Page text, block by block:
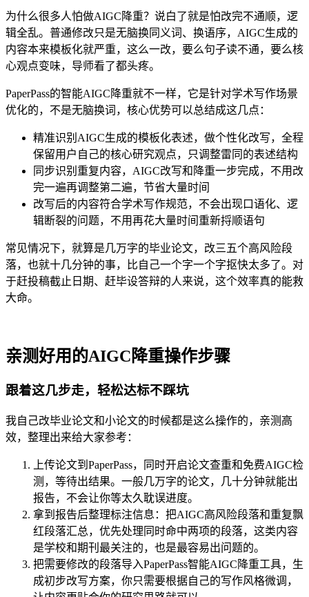
为什么很多人怕做AIGC降重？说白了就是怕改完不通顺，逻
辑全乱。普通修改只是无脑换同义词、换语序，AIGC生成的
内容本来模板化就严重，这么一改，要么句子读不通，要么核
心观点变味，导师看了都头疼。
PaperPass的智能AIGC降重就不一样，它是针对学术写作场景
优化的，不是无脑换词，核心优势可以总结成这几点：
精准识别AIGC生成的模板化表述，做个性化改写，全程
保留用户自己的核心研究观点，只调整雷同的表述结构
同步识别重复内容，AIGC改写和降重一步完成，不用改
完一遍再调整第二遍，节省大量时间
改写后的内容符合学术写作规范，不会出现口语化、逻
辑断裂的问题，不用再花大量时间重新捋顺语句
常见情况下，就算是几万字的毕业论文，改三五个高风险段
落，也就十几分钟的事，比自己一个字一个字抠快太多了。对
于赶投稿截止日期、赶毕设答辩的人来说，这个效率真的能救
大命。
亲测好用的AIGC降重操作步骤
跟着这几步走，轻松达标不踩坑
我自己改毕业论文和小论文的时候都是这么操作的，亲测高
效，整理出来给大家参考：
上传论文到PaperPass，同时开启论文查重和免费AIGC检
测，等待出结果。一般几万字的论文，几十分钟就能出
报告，不会让你等太久耽误进度。
拿到报告后整理标注信息：把AIGC高风险段落和重复飘
红段落汇总，优先处理同时命中两项的段落，这类内容
是学校和期刊最关注的，也是最容易出问题的。
把需要修改的段落导入PaperPass智能AIGC降重工具，生
成初步改写方案，你只需要根据自己的写作风格微调，